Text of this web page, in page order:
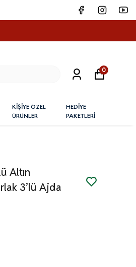
KİŞİYE ÖZEL
ÜRÜNLER
HEDİYE
PAKETLERİ
0
Altın
3’lü Ajda